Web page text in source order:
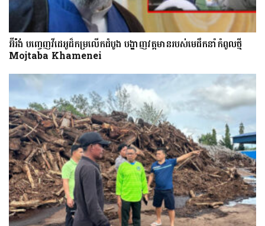
អ៊ីរ៉ង់ បញ្ចេញវីដេអូដ៏កម្រលើក​ដំបូង បង្ហាញ​វត្តមាន​​​របស់​​មេដឹកនាំកំពូលថ្មី
Mojtaba Khamenei